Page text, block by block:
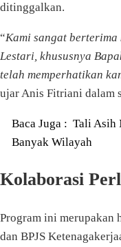
ditinggalkan.
“Kami sangat berterima
Lestari, khususnya
telah memperhatikan
ujar Anis Fitriani dalam
Baca Juga : Tali Asih
Banyak Wilayah
Kolaborasi
Program ini merupakan
dan BPJS